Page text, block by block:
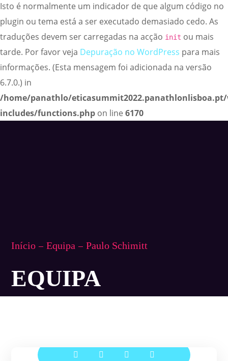
Isto é normalmente um indicador de que algum código no
plugin ou tema está a ser executado demasiado cedo. As
traduções devem ser carregadas na acção init ou mais
tarde. Por favor veja Depuração no WordPress para mais
informações. (Esta mensagem foi adicionada na versão
6.7.0.) in
/home/panathlo/
includes/functions.php on line 6170
Início Equipa Paulo Schimitt
EQUIPA